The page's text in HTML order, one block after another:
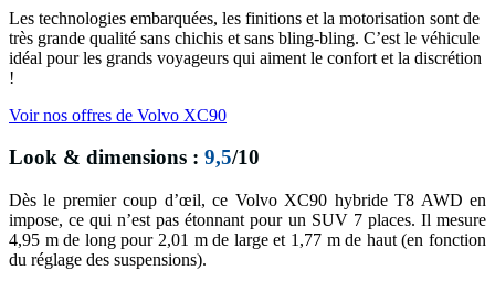
Les technologies embarquées, les finitions et la motorisation sont de
très grande qualité sans chichis et sans bling-bling. C’est le véhicule
idéal pour les grands voyageurs qui aiment le confort et la discrétion
!
Voir nos offres de Volvo XC90
Look & dimensions : 9,5/10
Dès le premier coup d’œil, ce Volvo XC90 hybride T8 AWD en
impose, ce qui n’est pas étonnant pour un SUV 7 places. Il mesure
4,95 m de long pour 2,01 m de large et 1,77 m de haut (en fonction
du réglage des suspensions).